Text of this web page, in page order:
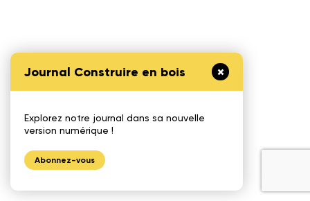
Journal Construire en bois
Explorez notre journal dans sa nouvelle
version numérique !
Abonnez-vous